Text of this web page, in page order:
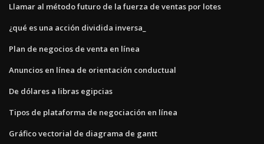
Llamar al método futuro de la fuerza de ventas por lotes
¿qué es una acción dividida inversa_
Plan de negocios de venta en línea
Anuncios en línea de orientación conductual
De dólares a libras egipcias
Tipos de plataforma de negociación en línea
Gráfico vectorial de diagrama de gantt